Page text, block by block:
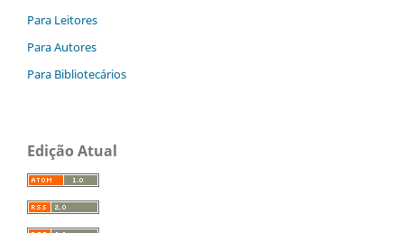
Para Leitores
Para Autores
Para Bibliotecários
Edição Atual